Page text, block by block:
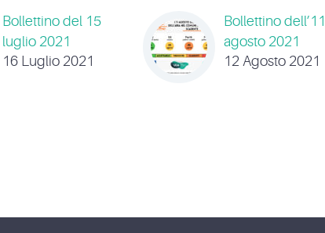
Bollettino del 15
luglio 2021
16 Luglio 2021
Bollettino dell’11
agosto 2021
12 Agosto 2021